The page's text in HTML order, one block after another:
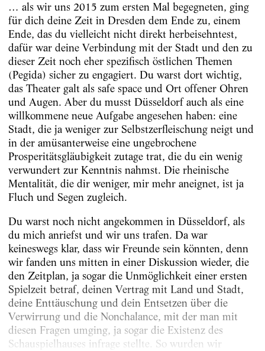
… als wir uns 2015 zum ersten Mal begegneten, ging
für dich deine Zeit in Dresden dem Ende zu, einem
Ende, das du vielleicht nicht direkt herbeisehntest,
dafür war deine Verbindung mit der Stadt und den zu
dieser Zeit noch eher spezifisch östlichen Themen
(Pegida) sicher zu engagiert. Du warst dort wichtig,
das Theater galt als safe space und Ort offener Ohren
und Augen. Aber du musst Düsseldorf auch als eine
willkommene neue Aufgabe angesehen haben: eine
Stadt, die ja weniger zur Selbstzerfleischung neigt und
in der amüsanterweise eine ungebrochene
Prosperitätsgläubigkeit zutage trat, die du ein wenig
verwundert zur Kenntnis nahmst. Die rheinische
Mentalität, die dir weniger, mir mehr aneignet, ist ja
Fluch und Segen zugleich.
Du warst noch nicht angekommen in Düsseldorf, als
du mich anriefst und wir uns trafen. Da war
keineswegs klar, dass wir Freunde sein könnten, denn
wir fanden uns mitten in einer Diskussion wieder, die
den Zeitplan, ja sogar die Unmöglichkeit einer ersten
Spielzeit betraf, deinen Vertrag mit Land und Stadt,
deine Enttäuschung und dein Entsetzen über die
Verwirrung und die Nonchalance, mit der man mit
diesen Fragen umging, ja sogar die Existenz des
Schauspielhauses infrage stellte. So wurden wir